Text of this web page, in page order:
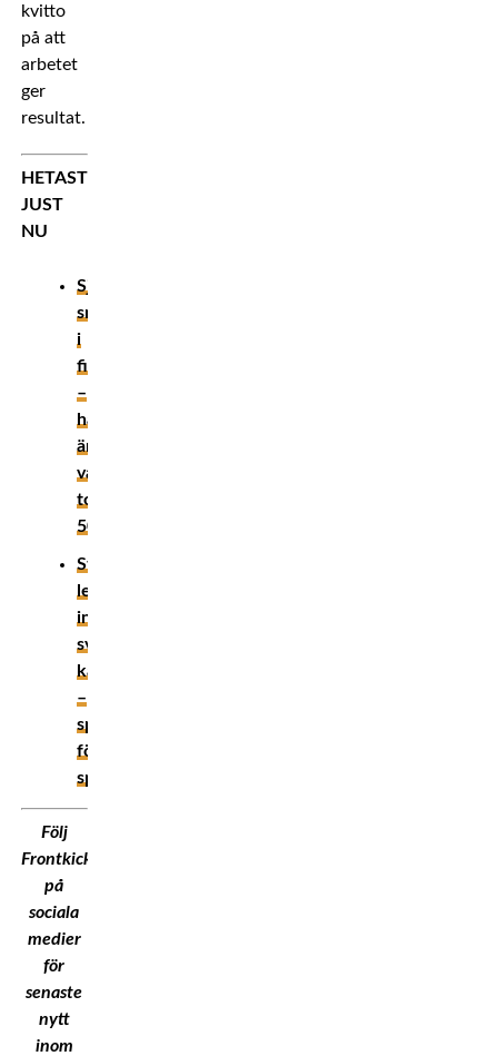
kvitto
på att
arbetet
ger
resultat.
HETAST
JUST
NU
Sjukaste
smeknamnen
i
fightvärlden
–
här
är
vår
topp
50!
Största
legendarerna
inom
svensk
kampsport
–
sport
för
sport!
Följ
Frontkick.Online
på
sociala
medier
för
senaste
nytt
inom